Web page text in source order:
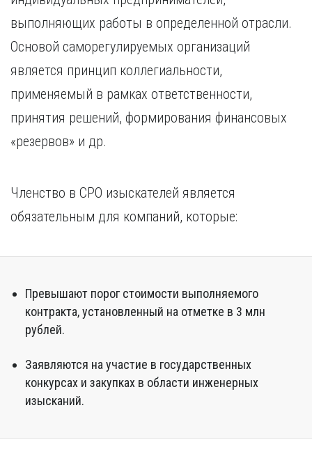
К
Казань
Калининград
Кемерово
Киров
Красноярск
Курган
Л
Н
Набережные Челны
Нижний Тагил
Новокузнецк
Новосибирск
Томск
Тюмень
У
Улан-Удэ
Ульяновск
Уфа
Ч
Чебоксары
Череповец
Я
Ярославль
выполняющих работы в определенной отрасли.
Основой саморегулируемых организаций
является принцип коллегиальности,
применяемый в рамках ответственности,
принятия решений, формирования финансовых
«резервов» и др.
Членство в СРО изыскателей является
обязательным для компаний, которые:
Превышают порог стоимости выполняемого
контракта, установленный на отметке в 3 млн
рублей.
Заявляются на участие в государственных
конкурсах и закупках в области инженерных
изысканий.